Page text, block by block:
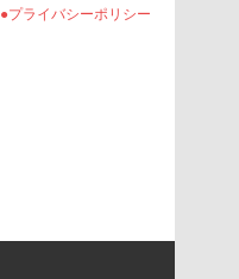
●プライバシーポリシー